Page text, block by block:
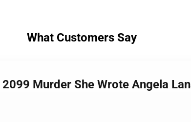
What Customers Say
Murder She Wrote Angela